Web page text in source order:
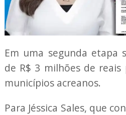
Em uma segunda etapa
de R$ 3 milhões de
municípios acreanos.
Para Jéssica Sales, que